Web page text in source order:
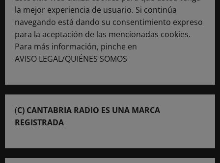
la mejor experiencia de usuario. Si continúa
navegando está dando su consentimiento expreso
para la aceptación de las mencionadas cookies.
Para más información, pinche en
AVISO LEGAL/QUIÉNES SOMOS
(C) CANTABRIA RADIO ES UNA MARCA
REGISTRADA